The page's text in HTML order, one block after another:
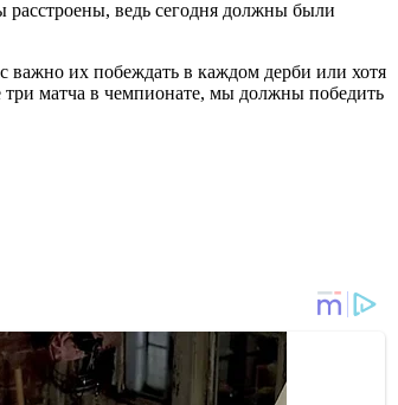
расстроены, ведь сегодня должны были
их побеждать в каждом дерби или хотя
три матча в чемпионате, мы должны победить